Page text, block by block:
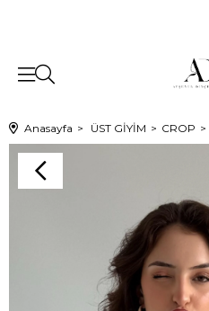
Anasayfa ÜST GİYİM CROP